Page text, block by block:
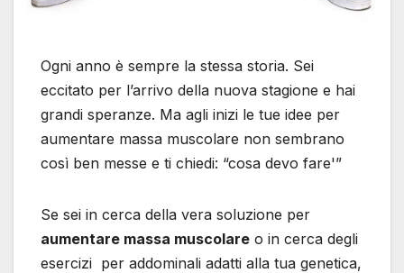
Ogni anno è sempre la stessa storia. Sei
eccitato per l’arrivo della nuova stagione e hai
grandi speranze. Ma agli inizi le tue idee per
aumentare massa muscolare non sembrano
così ben messe e ti chiedi: “cosa devo fare'”
Se sei in cerca della vera soluzione per
aumentare massa muscolare o in cerca degli
esercizi per addominali adatti alla tua genetica,